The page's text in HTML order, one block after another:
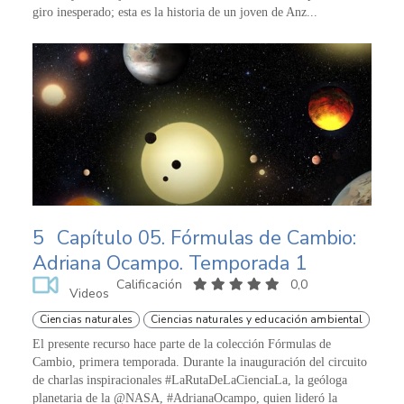
giro inesperado; esta es la historia de un joven de Anz...
5 Capítulo 05. Fórmulas de Cambio:
Adriana Ocampo. Temporada 1
Videos
Calificación 0,0
Ciencias naturales Ciencias naturales y educación ambiental
El presente recurso hace parte de la colección Fórmulas de
Cambio, primera temporada. Durante la inauguración del circuito
de charlas inspiracionales #LaRutaDeLaCienciaLa, la geóloga
planetaria de la @NASA, #AdrianaOcampo, quien lideró la